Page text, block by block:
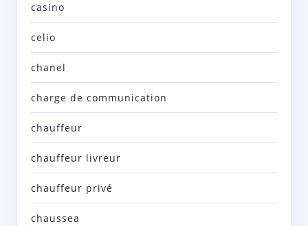
casino
celio
chanel
charge de communication
chauffeur
chauffeur livreur
chauffeur privé
chaussea